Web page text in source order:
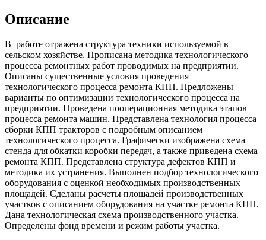
Описание
В работе отражена структура техники используемой в
сельском хозяйстве. Прописана методика технологического
процесса ремонтных работ проводимых на предприятии.
Описаны существенные условия проведения
технологического процесса ремонта КПП. Предложены
варианты по оптимизации технологического процесса на
предприятии. Проведена пооперационная методика этапов
процесса ремонта машин. Представлена технология процесса
сборки КПП тракторов с подробным описанием
технологического процесса. Графически изображена схема
стенда для обкатки коробки передач, а также приведена схема
ремонта КПП. Представлена структура дефектов КПП и
методика их устранения. Выполнен подбор технологического
оборудования с оценкой необходимых производственных
площадей. Сделаны расчеты площадей производственных
участков с описанием оборудования на участке ремонта КПП.
Дана технологическая схема производственного участка.
Определены фонд времени и режим работы участка.